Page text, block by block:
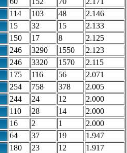
114 103 48 2.146
15 32 15 2.133
150 17 8 2.125
246 3290 1550 2.123
246 3320 1570 2.115
175 116 56 2.071
254 758 378 2.005
244 24 12 2.000
110 28 14 2.000
16 2 1 2.000
64 37 19 1.947
180 23 12 1.917